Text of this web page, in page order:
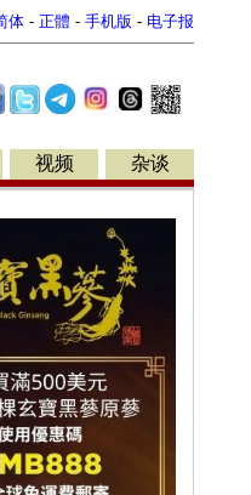
体 - 正體 - 手机版 - 电子报
视频 杂谈